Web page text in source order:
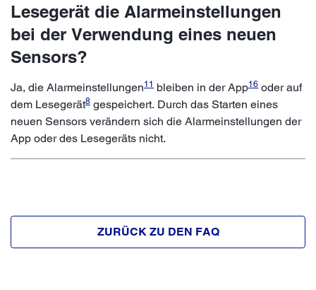
Lesegerät die Alarmeinstellungen
bei der Verwendung eines neuen
Sensors?
Ja, die Alarmeinstellungen11 bleiben in der App16 oder auf
dem Lesegerät8 gespeichert. Durch das Starten eines
neuen Sensors verändern sich die Alarmeinstellungen der
App oder des Lesegeräts nicht.
ZURÜCK ZU DEN FAQ